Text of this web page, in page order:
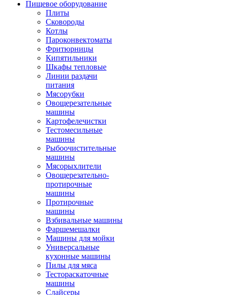
Пищевое оборудование
Плиты
Сковороды
Котлы
Пароконвектоматы
Фритюрницы
Кипятильники
Шкафы тепловые
Линии раздачи
питания
Мясорубки
Овощерезательные
машины
Картофелечистки
Тестомесильные
машины
Рыбоочистительные
машины
Мясорыхлители
Овощерезательно-
протирочные
машины
Протирочные
машины
Взбивальные машины
Фаршемешалки
Машины для мойки
Универсальные
кухонные машины
Пилы для мяса
Тестораскаточные
машины
Слайсеры